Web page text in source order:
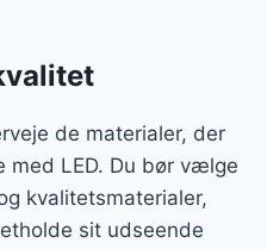
de materialer, der
med LED. Du bør vælge
kvalitetsmaterialer,
sit udseende